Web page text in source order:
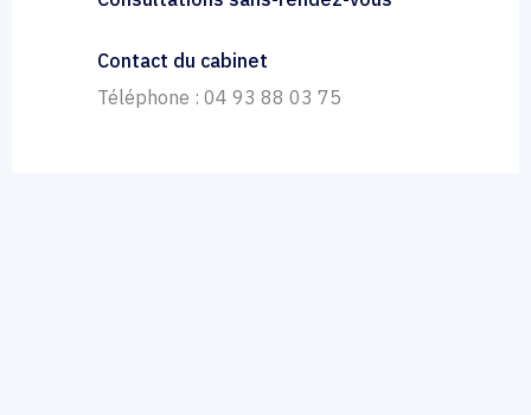
Contact du cabinet
Téléphone : 04 93 88 03 75